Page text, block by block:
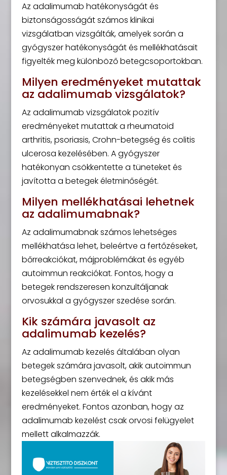
Az adalimumab hatékonyságát és
biztonságosságát számos klinikai
vizsgálatban vizsgálták, amelyek során a
gyógyszer hatékonyságát és mellékhatásait
figyelték meg különböző betegcsoportokban.
Milyen eredményeket mutattak
az adalimumab vizsgálatok?
Az adalimumab vizsgálatok pozitív
eredményeket mutattak a rheumatoid
arthritis, psoriasis, Crohn-betegség és colitis
ulcerosa kezelésében. A gyógyszer
hatékonyan csökkentette a tüneteket és
javította a betegek életminőségét.
Milyen mellékhatásai lehetnek
az adalimumabnak?
Az adalimumabnak számos lehetséges
mellékhatása lehet, beleértve a fertőzéseket,
bőrreakciókat, májproblémákat és egyéb
autoimmun reakciókat. Fontos, hogy a
betegek rendszeresen konzultáljanak
orvosukkal a gyógyszer szedése során.
Kik számára javasolt az
adalimumab kezelés?
Az adalimumab kezelés általában olyan
betegek számára javasolt, akik autoimmun
betegségben szenvednek, és akik más
kezelésekkel nem érték el a kívánt
eredményeket. Fontos azonban, hogy az
adalimumab kezelést csak orvosi felügyelet
mellett alkalmazzák.